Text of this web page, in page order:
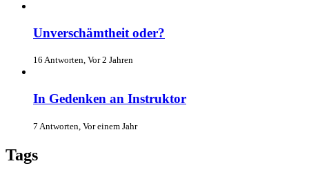
Unverschämtheit oder?
16 Antworten, Vor 2 Jahren
In Gedenken an Instruktor
7 Antworten, Vor einem Jahr
Tags